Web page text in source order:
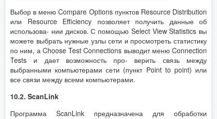
Выбор в меню Compare Options пунктов Resource Distribution
или Resource Efficiency позволяет получить данные об
использова- нии дисков. С помощью Select View Statistics вы
можете выбрать нужные узлы сети и просмотреть статистику
по ним, а Choose Test Connections выводит меню Connection
Tests и дает возможность про- верить связь между
выбранными компьютерами сети (пункт Point to point) или
все связи между всеми компьютерами.
10.2. ScanLink
Программа ScanLink предназначена для обработки